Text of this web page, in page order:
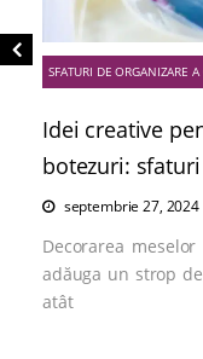
SFATURI DE ORGANIZARE
Idei creative
botezuri:
septembrie 27, 2024
Decorarea
adăuga un strop
atât